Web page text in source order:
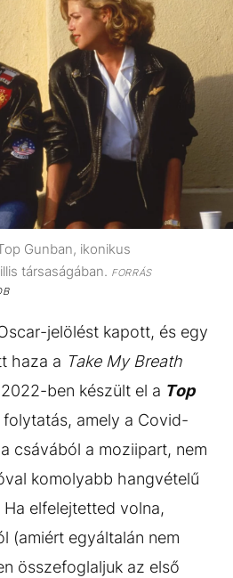
Gunban, ikonikus
társaságában. FORRÁS
jelölést kapott, és egy
haza a Take My Breath
ben készült el a Top
folytatás, amely a Covid-
csávából a moziipart, nem
komolyabb hangvételű
elfelejtetted volna,
(amiért egyáltalán nem
összefoglaljuk az első